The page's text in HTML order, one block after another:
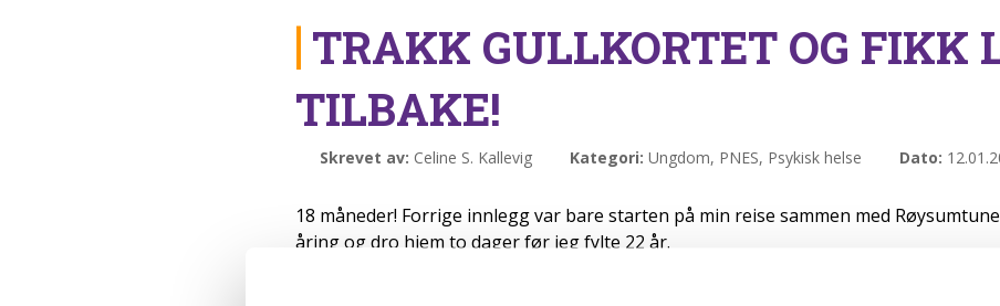
TRAKK GULLKORTET OG FIKK
TILBAKE!
Skrevet av: Celine S. Kallevig Kategori: Ungdom, PNES, Psykisk helse Dato:
18 måneder! Forrige innlegg var bare starten på min reise sammen med
åring og dro hjem to dager før jeg fylte 22 år.